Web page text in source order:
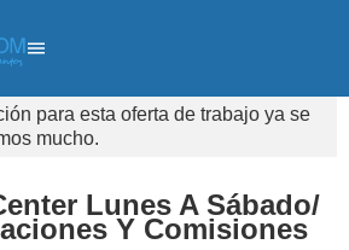
para esta oferta de trabajo ya se
mucho.
Lunes A Sábado/
Y Comisiones